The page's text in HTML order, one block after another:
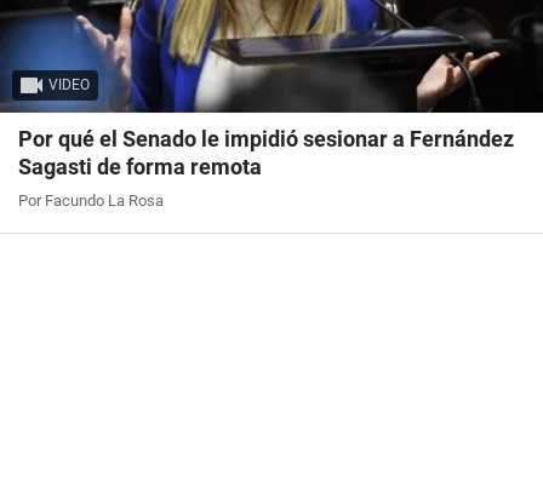
VIDEO
Por qué el Senado le impidió sesionar a Fernández
Sagasti de forma remota
Por Facundo La Rosa